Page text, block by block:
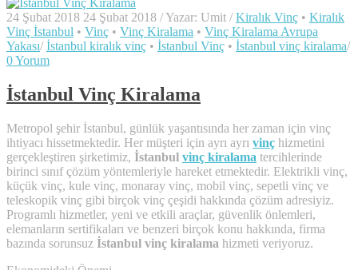
24 Şubat 2018 24 Şubat 2018 /Yazar: Umit / Kiralık Vinç • Kiralık
Vinç İstanbul • Vinç • Vinç Kiralama • Vinç Kiralama Avrupa
Yakası/ İstanbul kiralık vinç • İstanbul Vinç • İstanbul vinç kiralama/
0 Yorum
İstanbul Vinç Kiralama
Metropol şehir İstanbul, günlük yaşantısında her zaman için vinç
ihtiyacı hissetmektedir. Her müşteri için ayrı ayrı vinç hizmetini
gerçekleştiren şirketimiz, İstanbul vinç kiralama tercihlerinde
birinci sınıf çözüm yöntemleriyle hareket etmektedir. Elektrikli vinç,
küçük vinç, kule vinç, monaray vinç, mobil vinç, sepetli vinç ve
teleskopik vinç gibi birçok vinç çeşidi hakkında çözüm adresiyiz.
Programlı hizmetler, yeni ve etkili araçlar, güvenlik önlemleri,
elemanların sertifikaları ve benzeri birçok konu hakkında, firma
bazında sorunsuz İstanbul vinç kiralama hizmeti veriyoruz.